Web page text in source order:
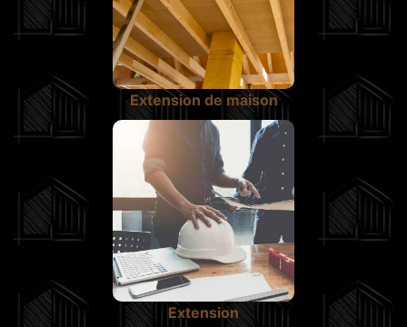
Extension de maison
Extension